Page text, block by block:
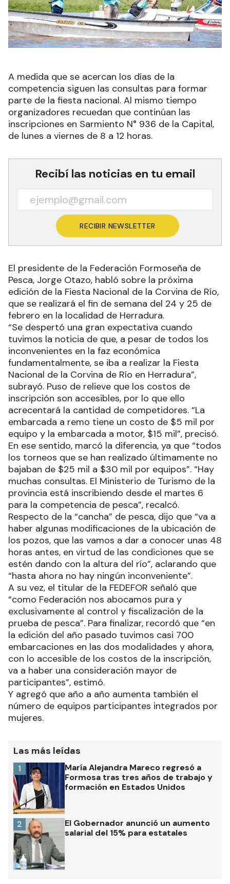
A medida que se acercan los días de la
competencia siguen las consultas para formar
parte de la fiesta nacional. Al mismo tiempo
organizadores recuedan que continúan las
inscripciones en Sarmiento N° 936 de la Capital,
de lunes a viernes de 8 a 12 horas.
Recibí las noticias en tu email
RECIBIR NEWSLETTER
El presidente de la Federación Formoseña de
Pesca, Jorge Otazo, habló sobre la próxima
edición de la Fiesta Nacional de la Corvina de Río,
que se realizará el fin de semana del 24 y 25 de
febrero en la localidad de Herradura.
“Se despertó una gran expectativa cuando
tuvimos la noticia de que, a pesar de todos los
inconvenientes en la faz económica
fundamentalmente, se iba a realizar la Fiesta
Nacional de la Corvina de Río en Herradura”,
subrayó. Puso de relieve que los costos de
inscripción son accesibles, por lo que ello
acrecentará la cantidad de competidores. “La
embarcada a remo tiene un costo de $5 mil por
equipo y la embarcada a motor, $15 mil”, precisó.
En ese sentido, marcó la diferencia, ya que “todos
los torneos que se han realizado últimamente no
bajaban de $25 mil a $30 mil por equipos”. “Hay
muchas consultas. El Ministerio de Turismo de la
provincia está inscribiendo desde el martes 6
para la competencia de pesca”, recalcó.
Respecto de la “cancha” de pesca, dijo que “va a
haber algunas modificaciones de la ubicación de
los pozos, que las vamos a dar a conocer unas 48
horas antes, en virtud de las condiciones que se
estén dando con la altura del río”, aclarando que
“hasta ahora no hay ningún inconveniente”.
A su vez, el titular de la FEDEFOR señaló que
“como Federación nos abocamos pura y
exclusivamente al control y fiscalización de la
prueba de pesca”. Para finalizar, recordó que “en
la edición del año pasado tuvimos casi 700
embarcaciones en las dos modalidades y ahora,
con lo accesible de los costos de la inscripción,
va a haber una consideración mayor de
participantes”, estimó.
Y agregó que año a año aumenta también el
número de equipos participantes integrados por
mujeres.
Las más leídas
María Alejandra Mareco regresó a
Formosa tras tres años de trabajo y
formación en Estados Unidos
1
El Gobernador anunció un aumento
salarial del 15% para estatales
2